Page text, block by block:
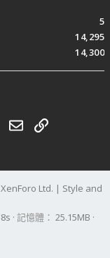
5
14,295
14,300
電子郵件
連結
Ltd. | Style and
記憶體 25.15MB